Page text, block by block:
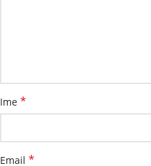
Ime *
Email *